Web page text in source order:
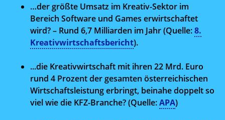
…der größte Umsatz im Kreativ-Sektor im
Bereich Software und Games erwirtschaftet
wird? – Rund 6,7 Milliarden im Jahr (Quelle:8.
Kreativwirtschaftsbericht).
...die Kreativwirtschaft mit ihren 22 Mrd. Euro
rund 4 Prozent der gesamten österreichischen
Wirtschaftsleistung erbringt, beinahe doppelt so
viel wie die KFZ-Branche? (Quelle:APA)